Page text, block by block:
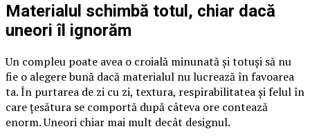
Materialul schimbă totul, chiar dacă
uneori îl ignorăm
Un compleu poate avea o croială minunată și totuși să nu
fie o alegere bună dacă materialul nu lucrează în favoarea
ta. În purtarea de zi cu zi, textura, respirabilitatea și felul în
care țesătura se comportă după câteva ore contează
enorm. Uneori chiar mai mult decât designul.